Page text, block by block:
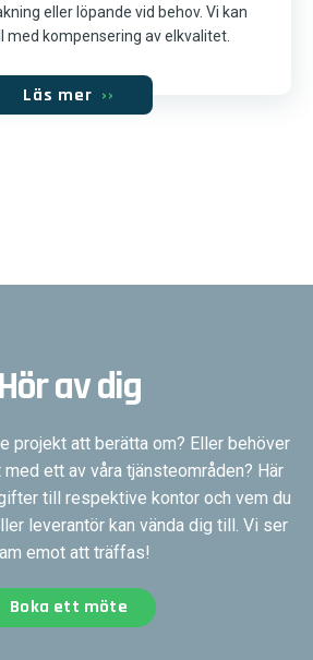
eller löpande vid behov. Vi kan
med kompensering av elkvalitet.
Läs mer ››
Hör av dig
projekt att berätta om? Eller behöver
ett av våra tjänsteområden? Här
till respektive kontor och vem du
leverantör kan vända dig till. Vi ser
emot att träffas!
Boka ett möte